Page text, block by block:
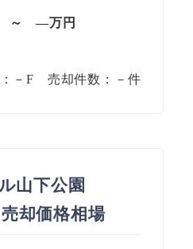
～—万円
－F 売却件数：－件
山下公園
却価格相場